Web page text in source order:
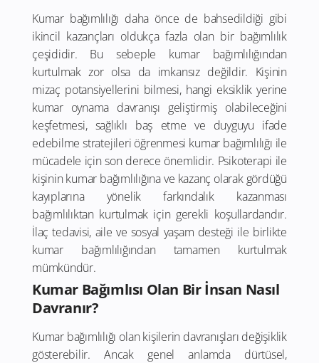
Kumar bağımlılığı daha önce de bahsedildiği gibi
ikincil kazançları oldukça fazla olan bir bağımlılık
çeşididir. Bu sebeple kumar bağımlılığından
kurtulmak zor olsa da imkansız değildir. Kişinin
mizaç potansiyellerini bilmesi, hangi eksiklik yerine
kumar oynama davranışı geliştirmiş olabileceğini
keşfetmesi, sağlıklı baş etme ve duyguyu ifade
edebilme stratejileri öğrenmesi kumar bağımlılığı ile
mücadele için son derece önemlidir. Psikoterapi ile
kişinin kumar bağımlılığına ve kazanç olarak gördüğü
kayıplarına yönelik farkındalık kazanması
bağımlılıktan kurtulmak için gerekli koşullardandır.
İlaç tedavisi, aile ve sosyal yaşam desteği ile birlikte
kumar bağımlılığından tamamen kurtulmak
mümkündür.
Kumar Bağımlısı Olan Bir İnsan Nasıl
Davranır?
Kumar bağımlılığı olan kişilerin davranışları değişiklik
gösterebilir. Ancak genel anlamda dürtüsel,